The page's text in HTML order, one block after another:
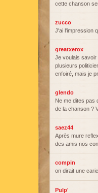
cette chanson
zucco
J'ai l'impression
greatxerox
Je voulais savoir
plusieurs
enfoiré, mais je
glendo
Ne me dites pas
de la chanson ?
saez44
Après mure
des amis nos
compin
on dirait une
Pulp'